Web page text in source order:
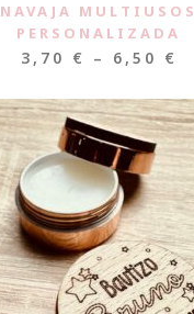
NAVAJA MULTIUSOS
PERSONALIZADA
3,70 € – 6,50 €